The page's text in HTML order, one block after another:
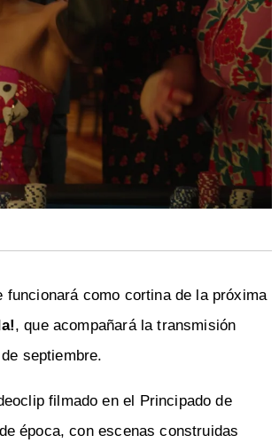
como cortina de la próxima
, que acompañará la transmisión
septiembre.
filmado en el Principado de
época, con escenas construidas